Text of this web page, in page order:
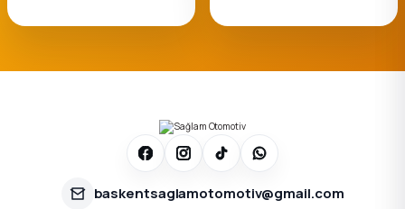
baskentsaglamotomotiv@gmail.com